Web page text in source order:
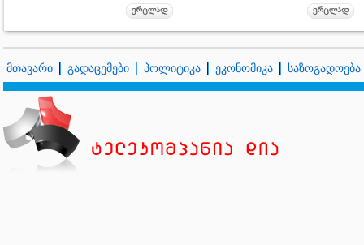
მთავარი გადაცემები პოლიტიკა ეკონომიკა საზოგადოება